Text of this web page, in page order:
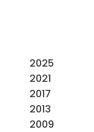
2025
2021
2017
2013
2009